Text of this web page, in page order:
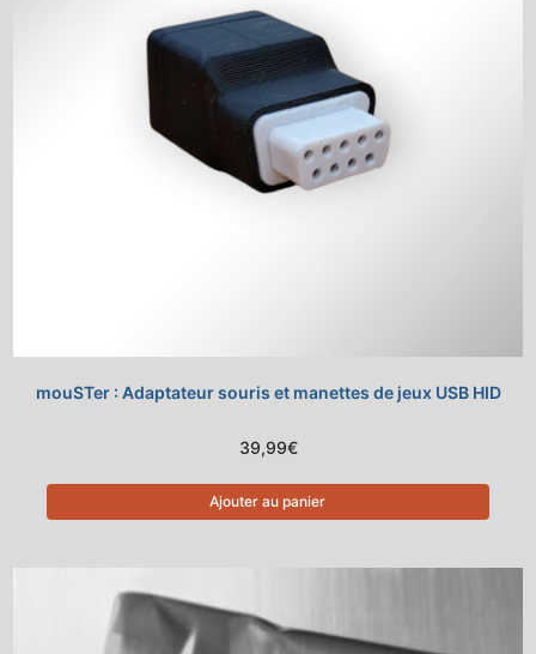
mouSTer : Adaptateur souris et manettes de jeux USB HID
39,99€
Ajouter au panier